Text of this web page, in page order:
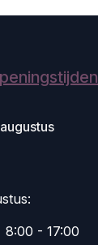
​8:00 - 17:00